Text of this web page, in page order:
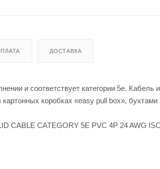
ДОСТАВКА
и соответствует категории 5e.
коробках «easy pull box», бухтами
CABLE CATEGORY 5E PVC 4P 24 AWG